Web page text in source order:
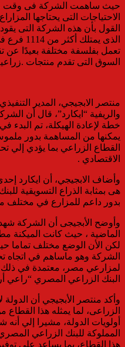
حيث ساهمت الشركة فى وقت
الاحتياجات التى يحتاجها
القول بأن هذه الشركة التى
الذى
تعمل بفلسفة مختلفة بعيدًا عن
السوق التى تقدم منتجات
منتصر الابجيجي، المدير
والريفية “ايكارد”، قال أن
يمكنها من المساهمة بدور
القطاع الزراعي بما يؤدي إلي
الاقتصادي .
وأضاف الابجيجي، أن ايكارد
بدور داعم للمزارع في مختلف
وأوضح الأبجيجى أن الشركة
لكن الأن الوضع مختلف تماما
الشركة وهو ماساهم في اتجاه
لمزارعي مصر، معتمدة في ذلك
البنك الزراعي المصري
وأكد منتصر الأبجيجي أن
الزراعى، لما يمثله هذا
أولويات الدولة، مشيرا إلي
المملوكة للبنك الزراعي
هذا القطاع، بما يساعد علي